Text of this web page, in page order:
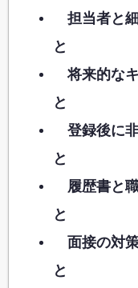
担当者と
と
将来的な
と
登録後に
と
履歴書と
と
面接の対
と